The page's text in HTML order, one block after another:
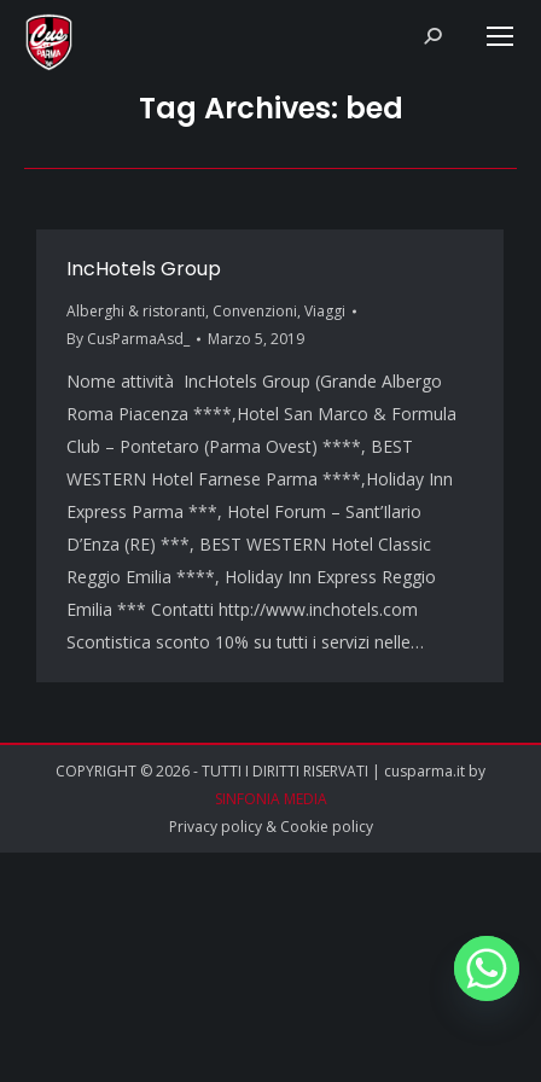
Search:
Tag Archives: bed
IncHotels Group
Alberghi & ristoranti, Convenzioni, Viaggi
By CusParmaAsd_ Marzo 5, 2019
Nome attività IncHotels Group (Grande Albergo
Roma Piacenza ****,Hotel San Marco & Formula
Club – Pontetaro (Parma Ovest) ****, BEST
WESTERN Hotel Farnese Parma ****,Holiday Inn
Express Parma ***, Hotel Forum – Sant’Ilario
D’Enza (RE) ***, BEST WESTERN Hotel Classic
Reggio Emilia ****, Holiday Inn Express Reggio
Emilia *** Contatti http://www.inchotels.com
Scontistica sconto 10% su tutti i servizi nelle…
COPYRIGHT © 2026 - TUTTI I DIRITTI RISERVATI | cusparma.it by
SINFONIA MEDIA
Privacy policy& Cookie policy